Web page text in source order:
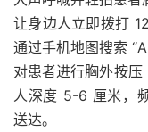
让身边人立即拨打
通过手机地图搜索
对患者进行胸外按
人深度 5-6 厘米，
送达。